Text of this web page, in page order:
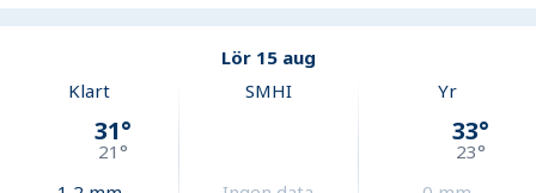
Lör 15 aug
Klart
31°
21°
SMHI Yr
33°
23°